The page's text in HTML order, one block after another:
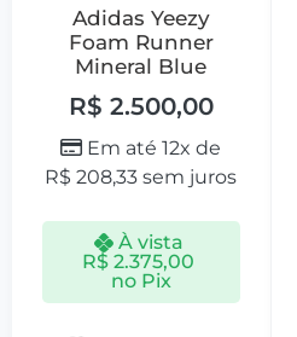
Adidas Yeezy
Foam Runner
Mineral Blue
R$ 2.500,00
Em até 12x de
R$ 208,33 sem juros
À vista
R$ 2.375,00
no Pix